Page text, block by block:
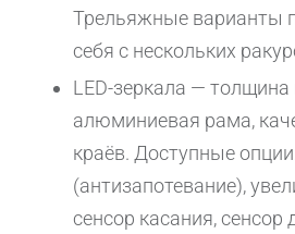
Трельяжные варианты
себя с нескольких
LED-зеркала —
алюминиевая рама,
краёв. Доступные
(антизапотевание),
сенсор касания, сенсор